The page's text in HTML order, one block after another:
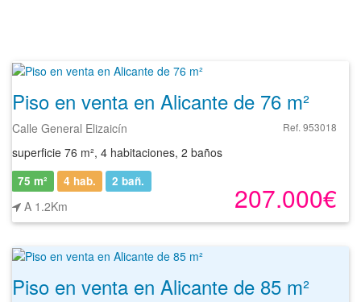
Piso en venta en Alicante de 76 m²
Calle General Elizaicín Ref. 953018
superficie 76 m², 4 habitaciones, 2 baños
207.000€
75 m² 4 hab. 2 bañ.
A 1.2Km
Piso en venta en Alicante de 85 m²